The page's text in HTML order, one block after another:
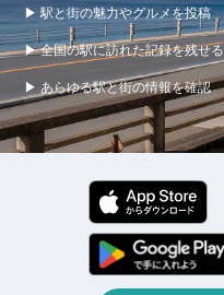
▶ 駅と街の魅力やグルメを投稿
▶ 全国の駅に訪れた記録を残せる
▶ あらゆる駅と街の情報を確認